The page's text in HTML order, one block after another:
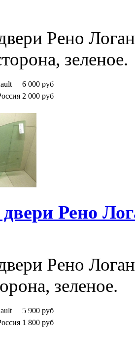
Рено
зеленое.
6 000 руб
2 000 руб
Рено
Рено
зеленое.
5 900 руб
1 800 руб